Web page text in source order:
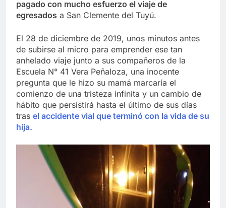
pagado con mucho esfuerzo el viaje de
egresados a San Clemente del Tuyú.
El 28 de diciembre de 2019, unos minutos antes
de subirse al micro para emprender ese tan
anhelado viaje junto a sus compañeros de la
Escuela N° 41 Vera Peñaloza, una inocente
pregunta que le hizo su mamá marcaría el
comienzo de una tristeza infinita y un cambio de
hábito que persistirá hasta el último de sus días
tras el accidente vial que terminó con la vida de su
hija.